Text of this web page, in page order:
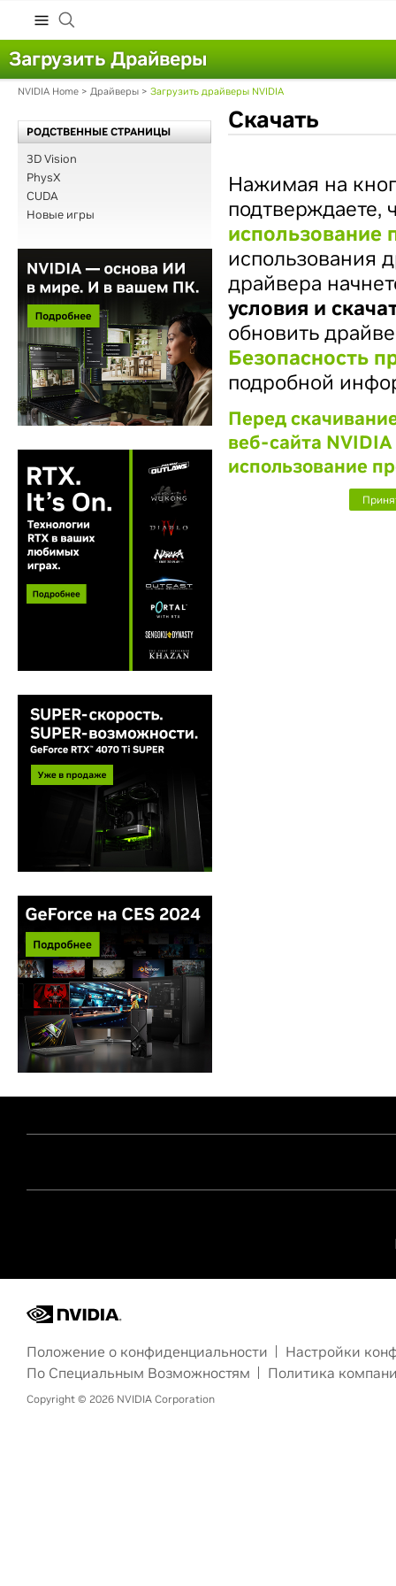
Загрузить Драйверы
NVIDIA Home > Драйверы > Загрузить драйверы NVIDIA
РОДСТВЕННЫЕ СТРАНИЦЫ
3D Vision
PhysX
CUDA
Новые игры
Скачать
Нажимая на
подтверждаете,
использование
использования
драйвера
условия и
обновить
Безопасность
подробной
Перед
веб-сайта
использование
Положение о конфиденциальности
Настройки
По Специальным Возможностям
Политика
Copyright © 2026 NVIDIA Corporation